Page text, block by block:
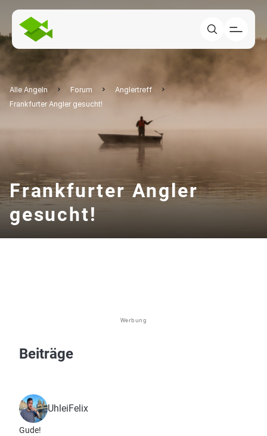
Alle Angeln Forum
Anglertreff
Frankfurter Angler gesucht!
Frankfurter Angler
gesucht!
Werbung
Beiträge
UhleiFelix
Gude!